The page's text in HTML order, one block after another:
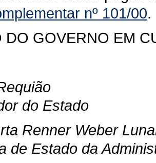
nº 101/00.
DO GOVERNO EM
do Estado
Renner Weber
de Estado da